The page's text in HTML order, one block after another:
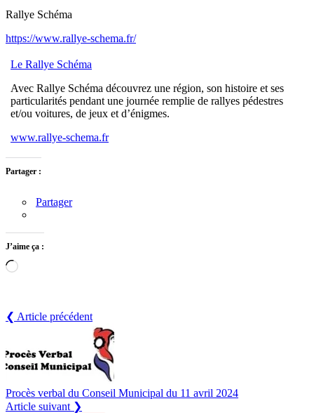
Rallye Schéma
https://www.rallye-schema.fr/
Le Rallye Schéma
Avec Rallye Schéma découvrez une région, son histoire et ses
particularités pendant une journée remplie de rallyes pédestres
et/ou voitures, de jeux et d’énigmes.
www.rallye-schema.fr
Partager :
Partager
J’aime ça :
Chargement…
❮ Article précédent
Procès verbal du Conseil Municipal du 11 avril 2024
Article suivant ❯